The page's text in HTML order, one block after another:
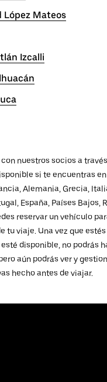
López Mateos
Izcalli
nuestros socios a
si te encuentras
Alemania, Grecia,
España, Países Bajos,
reservar un vehículo
tu viaje. Una vez que
disponible, no podrás
aún podrás ver y
hecho antes de viajar.